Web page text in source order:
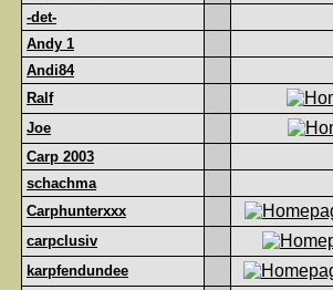
-det-
Andy 1
Andi84
Ralf
Joe
Carp 2003
schachma
Carphunterxxx
carpclusiv
karpfendundee